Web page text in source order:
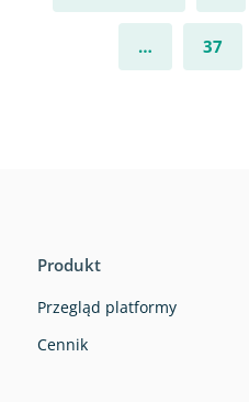
… 37
Produkt
Przegląd platformy
Cennik